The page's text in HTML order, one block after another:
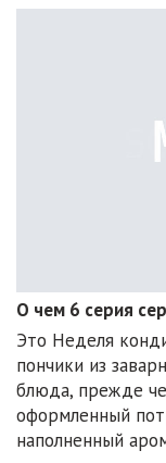
О чем 6 серия
Это Неделя
пончики из
блюда, прежде
оформленный
наполненный